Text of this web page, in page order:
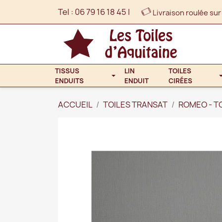
Tel : 06 79 16 18 45 | Livraison roulée
TISSUS
ENDUITS
LIN
ENDUIT
TOILES
CIRÉES
ACCUEIL TOILES TRANSAT ROMEO -